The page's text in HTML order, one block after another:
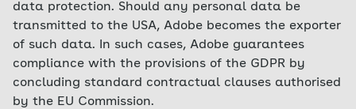
data protection. Should any personal data be
transmitted to the USA, Adobe becomes the exporter
of such data. In such cases, Adobe guarantees
compliance with the provisions of the GDPR by
concluding standard contractual clauses authorised
by the EU Commission.